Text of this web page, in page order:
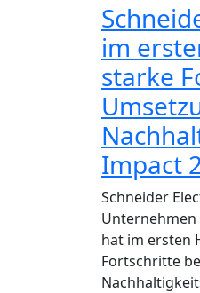
im
starke
Impact
Schneider
Unternehmen
hat im ersten
Fortschritte